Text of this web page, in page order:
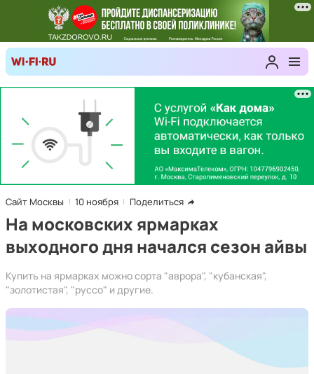
Сайт Москвы 10 ноября Поделиться
На московских ярмарках
выходного дня начался сезон айвы
Купить на ярмарках можно сорта "аврора", "кубанская",
"золотистая", "руссо" и другие.